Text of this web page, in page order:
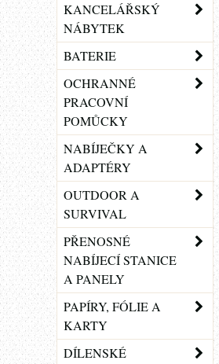
KANCELÁŘSKÝ
NÁBYTEK
BATERIE
OCHRANNÉ
PRACOVNÍ
POMŮCKY
NABÍJEČKY A
ADAPTÉRY
OUTDOOR A
SURVIVAL
PŘENOSNÉ
NABÍJECÍ STANICE
A PANELY
PAPÍRY, FÓLIE A
KARTY
DÍLENSKÉ